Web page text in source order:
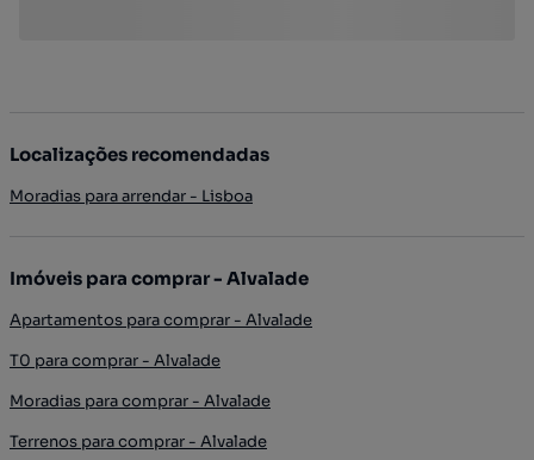
Localizações recomendadas
Moradias para arrendar - Lisboa
Imóveis para comprar - Alvalade
Apartamentos para comprar - Alvalade
T0 para comprar - Alvalade
Moradias para comprar - Alvalade
Terrenos para comprar - Alvalade